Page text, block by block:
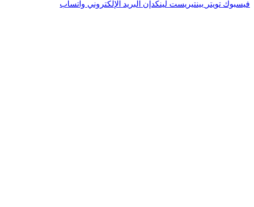
فيسبوك تويتر بينتيريست لينكدإن البريد الإلكتروني واتساب